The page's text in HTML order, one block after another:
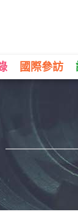
國際參訪